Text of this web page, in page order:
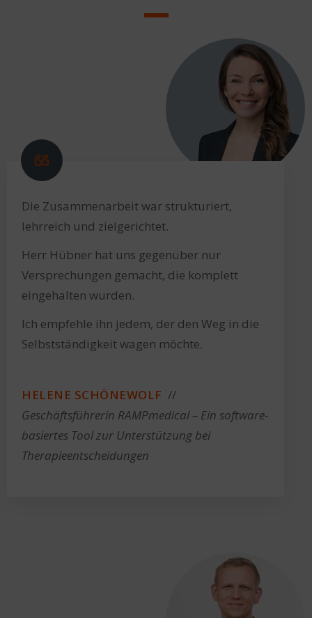
Die Zusammenarbeit war strukturiert,
lehrreich und zielgerichtet.
Herr Hübner hat uns gegenüber nur
Versprechungen gemacht, die komplett
eingehalten wurden.
Ich empfehle ihn jedem, der den Weg in die
Selbstständigkeit wagen möchte.
HELENE SCHÖNEWOLF //
Geschäftsführerin RAMPmedical – Ein software-
basiertes Tool zur Unterstützung bei
Therapieentscheidungen